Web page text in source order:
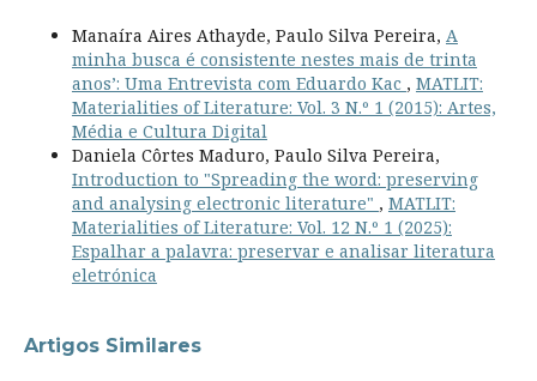
Manaíra Aires Athayde, Paulo Silva Pereira, A
minha busca é consistente nestes mais de trinta
anos’: Uma Entrevista com Eduardo Kac , MATLIT:
Materialities of Literature: Vol. 3 N.º 1 (2015): Artes,
Média e Cultura Digital
Daniela Côrtes Maduro, Paulo Silva Pereira,
Introduction to "Spreading the word: preserving
and analysing electronic literature" , MATLIT:
Materialities of Literature: Vol. 12 N.º 1 (2025):
Espalhar a palavra: preservar e analisar literatura
eletrónica
Artigos Similares